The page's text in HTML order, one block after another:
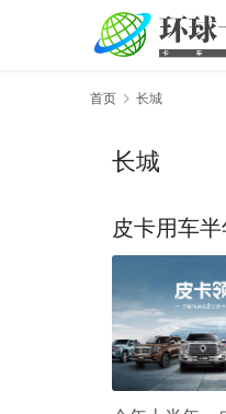
首页 长城
长城
皮卡用车